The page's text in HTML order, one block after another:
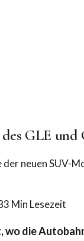
GLE und
neuen SUV-
3 Min Lesezeit
wo die